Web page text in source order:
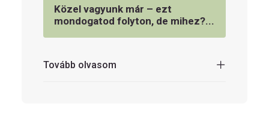
Közel vagyunk már – ezt
mondogatod folyton, de mihez?...
Tovább olvasom